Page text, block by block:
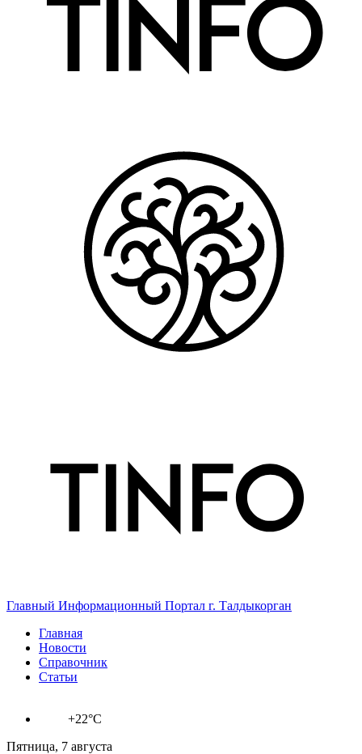
Главный Информационный Портал г. Талдыкорган
Главная
Новости
Справочник
Статьи
+22°C
Пятница, 7 августа